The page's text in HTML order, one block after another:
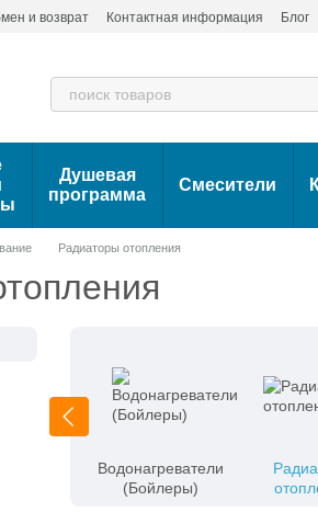
и возврат Контактная информация Блог
Душевая
программа
Смесители
Радиаторы отопления
Водонагреватели
(Бойлеры)